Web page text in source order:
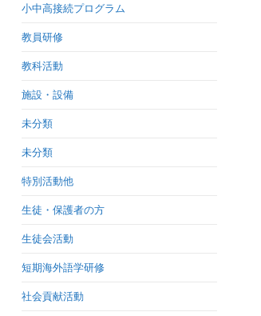
小中高接続プログラム
教員研修
教科活動
施設・設備
未分類
未分類
特別活動他
生徒・保護者の方
生徒会活動
短期海外語学研修
社会貢献活動